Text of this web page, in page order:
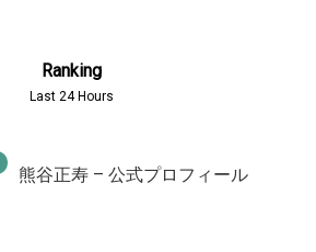
Ranking
Last 24 Hours
熊谷正寿 – 公式プロフィール